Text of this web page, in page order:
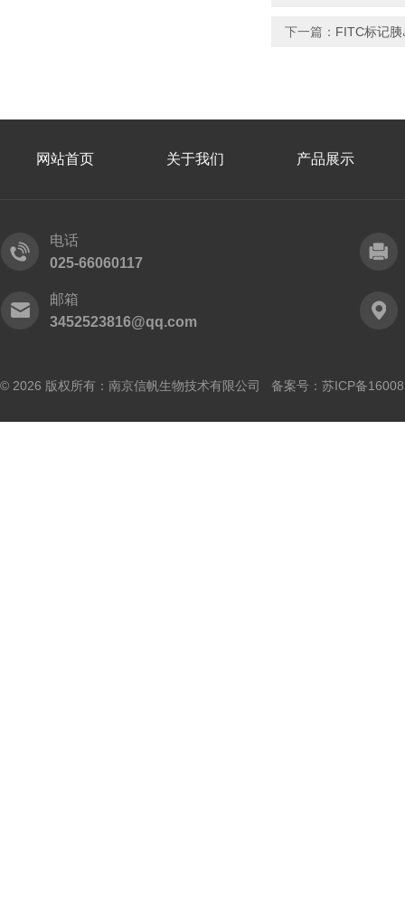
下一篇： FITC标记
网站首页 关于我们 产品展示
电话
025-66060117
邮箱
3452523816@qq.com
© 2026 版权所有：南京信帆生物技术有限公司 备案号： 苏ICP备